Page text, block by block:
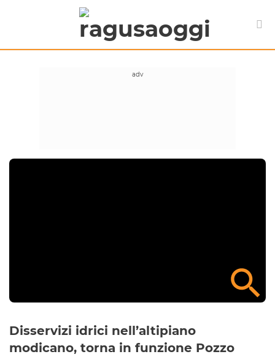
Disservizi idrici nell’altipiano
modicano, torna in funzione Pozzo